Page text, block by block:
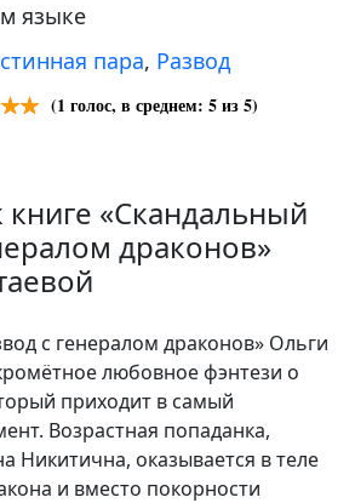
языке
пара, Развод
(1 голос, в среднем: 5из 5)
книге «Скандальный
драконов»
с генералом драконов» Ольги
любовное фэнтези о
приходит в самый
Возрастная попаданка,
Никитична, оказывается в теле
и вместо покорности